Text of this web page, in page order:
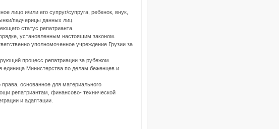
лицо и/или его супруг/супруга, ребенок, внук,
падчерицы данных лиц.
статус репатрианта.
установленным настоящим законом.
уполномоченное учреждение Грузии за
процесс репатриации за рубежом.
единица Министерства по делам беженцев и
основанное для материального
репатриантам, финансово- технической
и адаптации.